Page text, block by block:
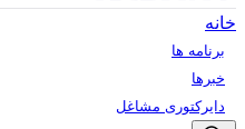
خانه
برنامه ها
خبرها
دایرکتوری مشاغل